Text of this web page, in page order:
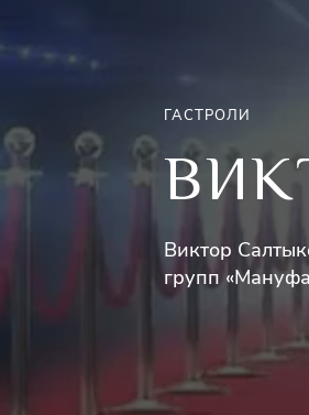
ГАСТРОЛИ
Виктор
групп